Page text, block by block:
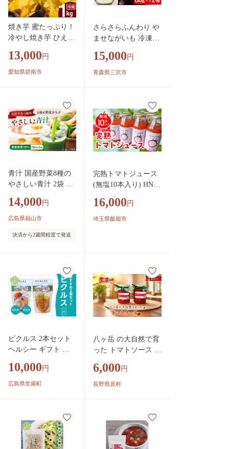
焼き芋 蜜たっぷり！
冷やし焼き芋 ひえひ
（4～6袋） 【ジャパ
ンフードセレクショ
13,000 円
愛知県碧南市
さらさらふんわり や
ませながいも 冷凍と
ろ 長芋 小分け 個包
装 青森県産 冷凍保存
15,000 円
青森県三沢市
青汁 国産野菜8種の
やさしい青汁 2袋 広
品株式会社 青汁 国
産 野菜100% 分包 粉
草 紫芋 大麦若葉 グ
牛乳 子ども 飲みや
すい 朝食 料理 アレ
ンジ 贈答 ギフト プ
レゼント 人気 おす
すめ 送料無料 お取
14,000 円
広島県福山市
決済から2週間程度で発送
完熟トマトジュース
(無塩10本入り) HNN
16,000 円
埼玉県飯能市
ピクルス 2本セット
ヘルシー ギフト お
つ おつまみ A050-05
10,000 円
広島県世羅町
八ヶ岳 の大自然で育
った トマトソース 2
ン 料理 パスタ スー
プ 煮込み 甘い 信州
6,000 円
長野県原村